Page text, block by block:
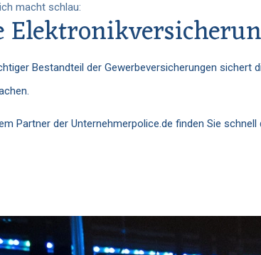
macht schlau:
Bestandteil der Gewerbeversicherungen sichert
Partner der Unternehmerpolice.de finden Sie